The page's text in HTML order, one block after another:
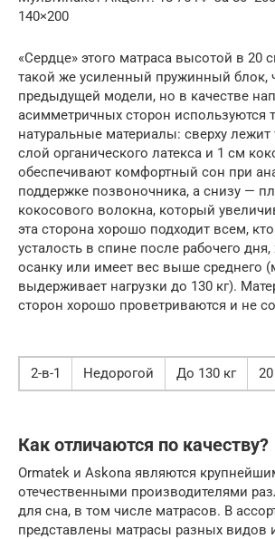
140×200
«Сердце» этого матраса высотой в 20
такой же усиленный пружинный блок,
предыдущей модели, но в качестве
асимметричных сторон используются
натуральные материалы: сверху
слой органического латекса и 1 см
обеспечивают комфортный сон при
поддержке позвоночника, а снизу —
кокосового волокна, который
эта сторона хорошо подходит всем,
усталость в спине после рабочего дня,
осанку или имеет вес выше среднего
выдерживает нагрузки до 130 кг).
сторон хорошо проветриваются и не
2-в-1 Недорогой До 130 кг
Как отличаются по качеству?
Ormatek и Askona являются
отечественными производителями
для сна, в том числе матрасов. В
представлены матрасы разных видов